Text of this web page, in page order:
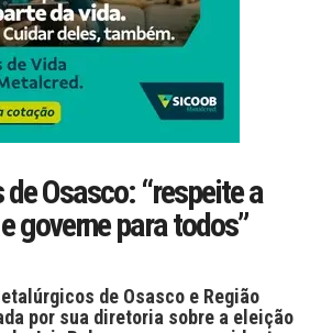
Osasco: “respeite a
governe para todos”
de Osasco e Região
por sua diretoria sobre a eleição